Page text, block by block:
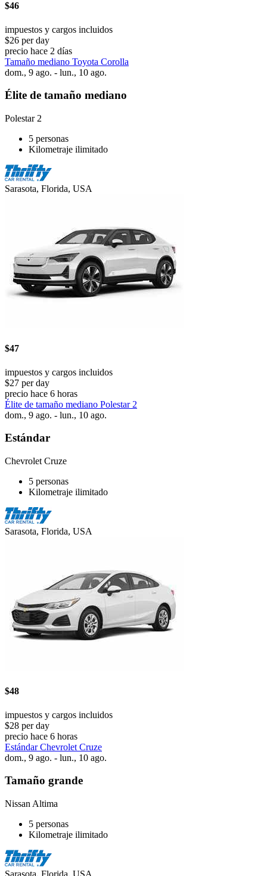
$46
impuestos y cargos incluidos
$26 per day
precio hace 2 días
Tamaño mediano Toyota Corolla
dom., 9 ago. - lun., 10 ago.
Élite de tamaño mediano
Polestar 2
5 personas
Kilometraje ilimitado
Sarasota, Florida, USA
$47
impuestos y cargos incluidos
$27 per day
precio hace 6 horas
Élite de tamaño mediano Polestar 2
dom., 9 ago. - lun., 10 ago.
Estándar
Chevrolet Cruze
5 personas
Kilometraje ilimitado
Sarasota, Florida, USA
$48
impuestos y cargos incluidos
$28 per day
precio hace 6 horas
Estándar Chevrolet Cruze
dom., 9 ago. - lun., 10 ago.
Tamaño grande
Nissan Altima
5 personas
Kilometraje ilimitado
Sarasota, Florida, USA